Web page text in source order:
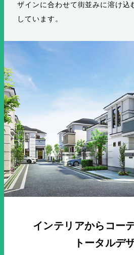
ザインに合わせて街並みに溶け込
しています。
インテリアからコー
トータルデ